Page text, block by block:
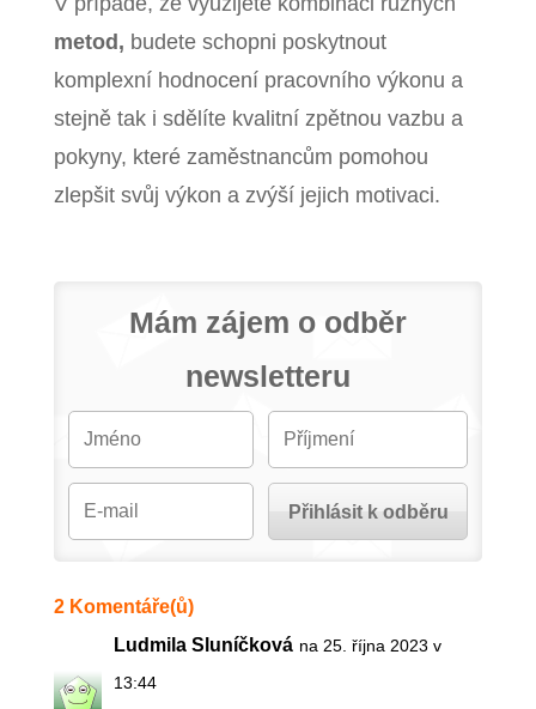
metod, budete schopni poskytnout
komplexní hodnocení pracovního výkonu a
stejně tak i sdělíte kvalitní zpětnou vazbu a
pokyny, které zaměstnancům pomohou
zlepšit svůj výkon a zvýší jejich motivaci.
Mám zájem o odběr
newsletteru
2 Komentáře(ů)
Ludmila Sluníčková na 25. října 2023 v
13:44